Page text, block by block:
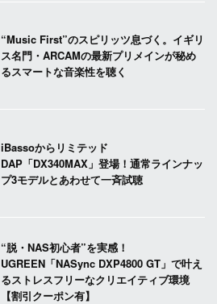
“Music First”のスピリッツ息づく。イギリ
ス名門・ARCAMの最新プリメインが秘め
るスマートな音楽性を聴く
iBassoからリミテッド
DAP「DX340MAX」登場！通常ラインナッ
プ3モデルとあわせて一斉試聴
“脱・NAS初心者”を実感！
UGREEN「NASync DXP4800 GT」で叶え
るストレスフリーなクリエイティブ環境
【割引クーポン有】